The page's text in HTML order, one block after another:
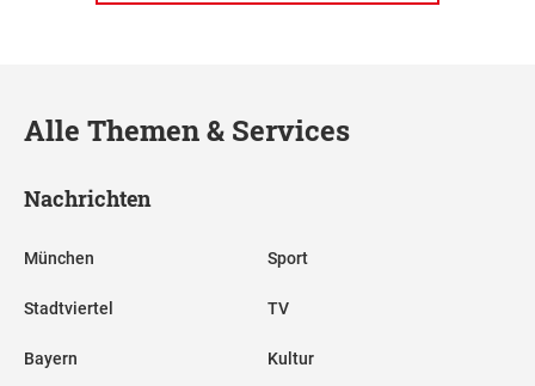
Alle Themen & Services
Nachrichten
München
Stadtviertel
Bayern
Sport
TV
Kultur